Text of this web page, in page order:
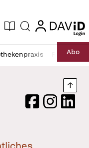
Ausgabe
Suche login
login
RechtAbo
FacebookInstagram